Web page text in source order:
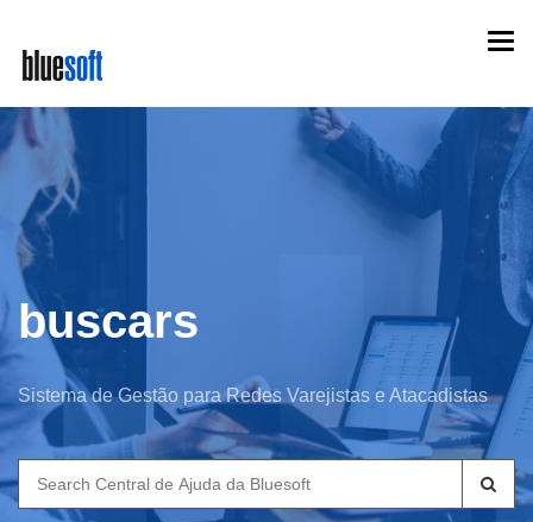
main
content
buscars
Sistema de Gestão para Redes Varejistas e Atacadistas
Search
for: